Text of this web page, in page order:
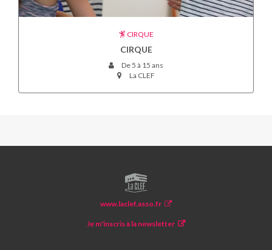
CIRQUE
CIRQUE
De 5 à 15 ans
La CLEF
LA
CLEF
www.laclef.asso.fr
Je m'inscris à la newsletter